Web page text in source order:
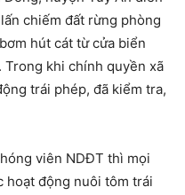
chiếm đất rừng phòng
hút cát từ cửa biển
khi chính quyền xã
trái phép, đã kiểm tra,
viên NDĐT thì mọi
hoạt động nuôi tôm trái